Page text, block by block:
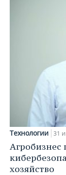
Технологии 31
хозяйство